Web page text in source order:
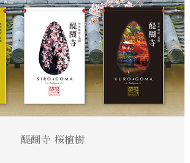
醍醐寺 桜植樹